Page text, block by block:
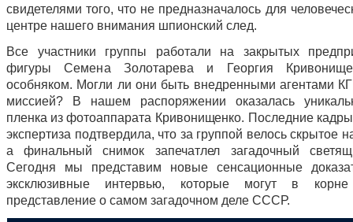
свидетелями того, что не предназначалось для
центре нашего внимания шпионский след.
Все участники группы работали на закрытых
фигуры Семена Золотарева и Георгия
особняком. Могли ли они быть внедренными агентами
миссией? В нашем распоряжении оказалась
пленка из фотоаппарата Кривонищенко. Последние
экспертиза подтвердила, что за группой велось скрытое
а финальный снимок запечатлел загадочный
Сегодня мы представим новые сенсационные
эксклюзивные интервью, которые могут в корне
представление о самом загадочном деле СССР.